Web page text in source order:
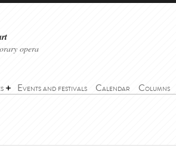
opera
Events and festivals Calendar Columns